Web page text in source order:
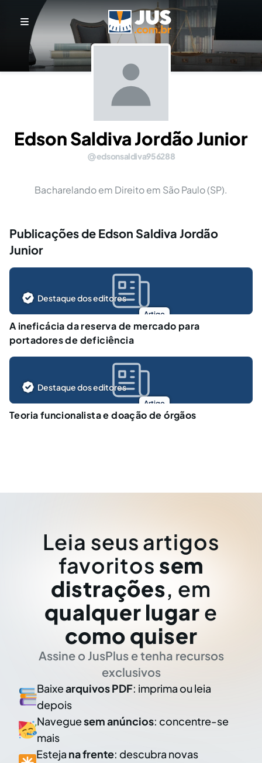
Edson Saldiva Jordão Junior
edsonsaldiva956288
Bacharelando em Direito em São Paulo (SP).
Publicações de Edson Saldiva Jordão
Junior
Artigo
Destaque dos editores
A ineficácia da reserva de mercado para
portadores de deficiência
Artigo
Destaque dos editores
Teoria funcionalista e doação de órgãos
Leia seus artigos
favoritos sem
distrações, em
qualquer lugar e
como quiser
Assine o JusPlus e tenha recursos
exclusivos
Baixearquivos PDF: imprima ou leia
depois
Naveguesem anúncios: concentre-se
mais
Esteja na frente: descubra novas